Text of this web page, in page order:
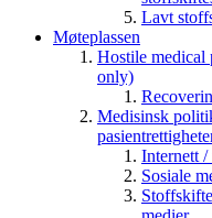
Lavt
Møteplassen
Hostile medical
only)
Medisinsk
Internett /
Sosiale